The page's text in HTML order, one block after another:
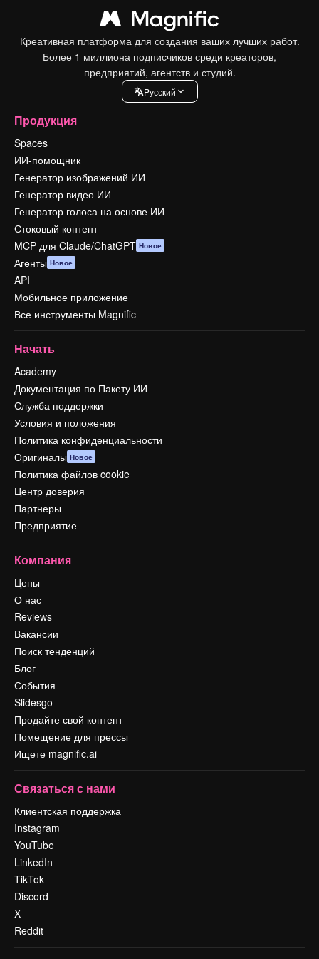
Креативная платформа для создания ваших лучших работ.
Более 1 миллиона подписчиков среди креаторов,
предприятий, агентств и студий.
Pусский
Продукция
Spaces
ИИ-помощник
Генератор изображений ИИ
Генератор видео ИИ
Генератор голоса на основе ИИ
Стоковый контент
MCP для Claude/ChatGPT Новое
Агенты Новое
API
Мобильное приложение
Все инструменты Magnific
Начать
Academy
Документация по Пакету ИИ
Служба поддержки
Условия и положения
Политика конфиденциальности
Оригиналы Новое
Политика файлов cookie
Центр доверия
Партнеры
Предприятие
Компания
Цены
О нас
Reviews
Вакансии
Поиск тенденций
Блог
События
Slidesgo
Продайте свой контент
Помещение для прессы
Ищете magnific.ai
Связаться с нами
Клиентская поддержка
Instagram
YouTube
LinkedIn
TikTok
Discord
X
Reddit